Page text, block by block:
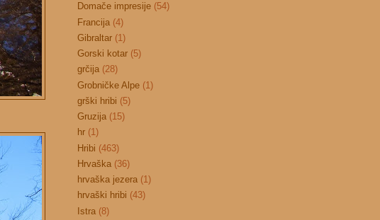
Domače impresije (54)
Francija (4)
Gibraltar (1)
Gorski kotar (5)
grčija (28)
Grobničke Alpe (1)
grški hribi (5)
Gruzija (15)
hr (1)
Hribi (463)
Hrvaška (36)
hrvaška jezera (1)
hrvaški hribi (43)
Istra (8)